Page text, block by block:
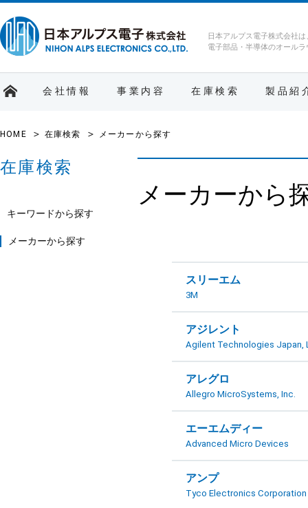
日本アルプス電子株式会社は
電子部品・半導体のオール
会社情報 事業内容 在庫検索 製品紹
HOME 在庫検索 メーカーから探す
メーカーから
スリーエム
3M
アジレント
Agilent Technologies Japan,
アレグロ
Allegro MicroSystems, Inc.
エーエムディー
Advanced Micro Devices
アンプ
Tyco Electronics Corporation
在庫検索
キーワードから探す
メーカーから探す